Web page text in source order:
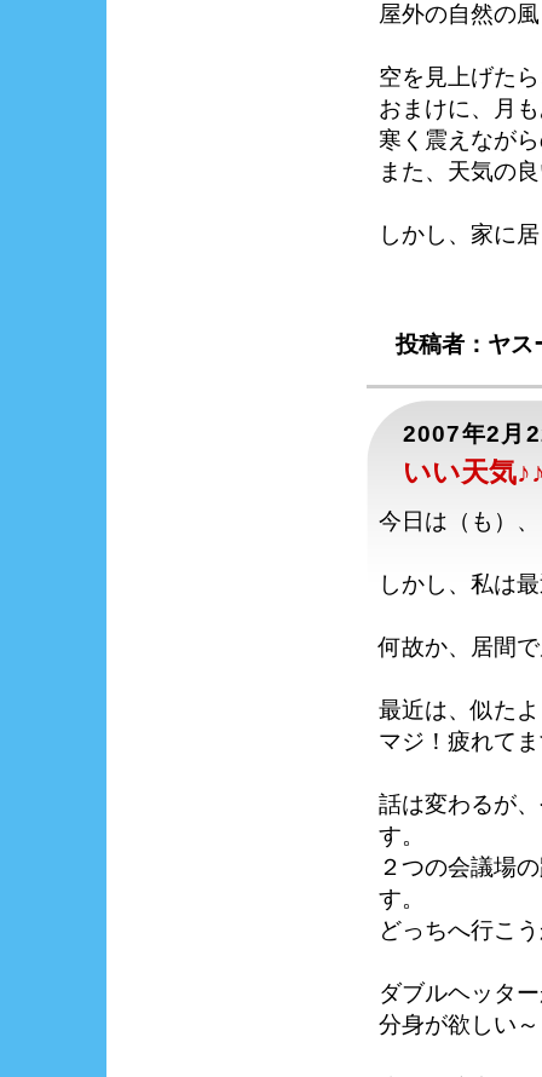
屋外の自然の
空を見上げた
おまけに、月
寒く震えなが
また、天気の
しかし、家に
投稿者：ヤ
2007年2月
いい天気
今日は（も）
しかし、私は
何故か、居間
最近は、似た
マジ！疲れて
話は変わるが
す。
２つの会議場
す。
どっちへ行こ
ダブルヘッタ
分身が欲しい